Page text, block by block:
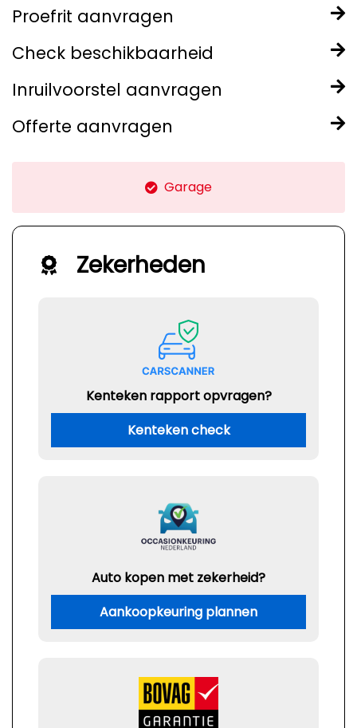
Proefrit aanvragen
Check beschikbaarheid
Inruilvoorstel aanvragen
Offerte aanvragen
Zekerheden
Kenteken rapport opvragen?
Kenteken check
Auto kopen met zekerheid?
Aankoopkeuring plannen